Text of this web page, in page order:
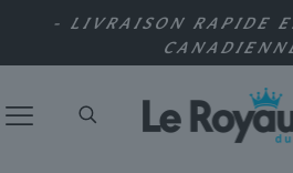
- LIVRAISON RAPIDE